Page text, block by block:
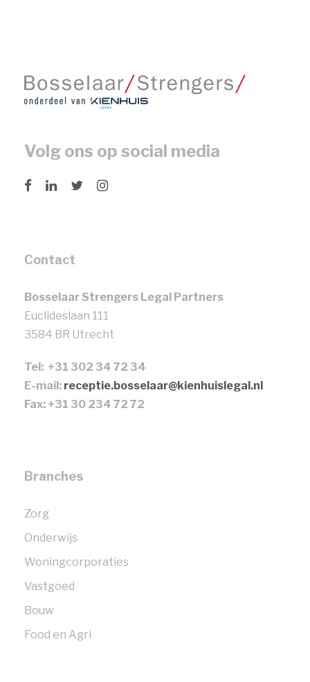
Volg ons op social media
Contact
Bosselaar Strengers Legal Partners
Euclideslaan 111
3584 BR Utrecht
Tel: +31 302 34 72 34
E-mail: receptie.bosselaar@kienhuislegal.nl
Fax: +31 30 234 72 72
Branches
Zorg
Onderwijs
Woningcorporaties
Vastgoed
Bouw
Food en Agri